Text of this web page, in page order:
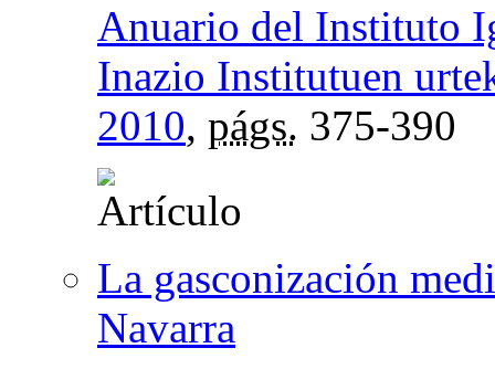
Anuario del Instituto
Inazio Institutuen
2010, págs. 375-390
La gasconización
Navarra